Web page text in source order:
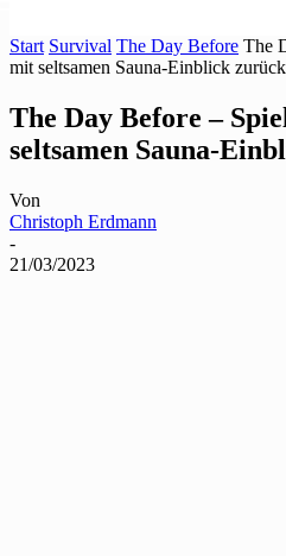
Start Survival The Day Before The
mit seltsamen Sauna-Einblick zurück
The Day Before –
seltsamen Sauna-
Von
Christoph Erdmann
-
21/03/2023